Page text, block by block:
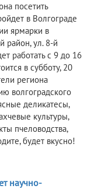
посетить
в Волгограде
ярмарки в
район, ул. 8-й
работать с 9 до 16
в субботу, 20
региона
волгоградского
деликатесы,
культуры,
пчеловодства,
будет вкусно!
научно-